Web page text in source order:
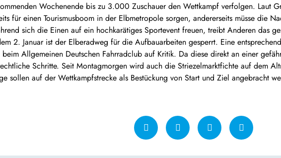
Wochenende bis zu 3.000 Zuschauer den Wettkampf verfolgen. Laut
für einen Tourismusboom in der Elbmetropole sorgen, andererseits müsse die
sich die Einen auf ein hochkarätiges Sportevent freuen, treibt Anderen das
2. Januar ist der Elberadweg für die Aufbauarbeiten gesperrt. Eine
Allgemeinen Deutschen Fahrradclub auf Kritik. Da diese direkt an einer
Schritte. Seit Montagmorgen wird auch die Striezelmarktfichte auf dem
sollen auf der Wettkampfstrecke als Bestückung von Start und Ziel angebracht